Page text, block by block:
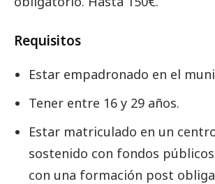
Requisitos
Estar empadronado en el
Tener entre 16 y 29 años.
Estar matriculado en un
sostenido con fondos
con una formación post